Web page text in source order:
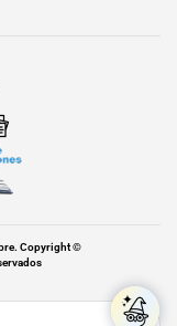
Copyright ©